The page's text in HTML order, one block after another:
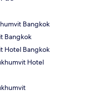
Bangkok
Bangkok
Hotel Bangkok
Hotel